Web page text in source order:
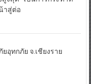
าสู่ต่อ
อุทกภัย จ.เชียงราย